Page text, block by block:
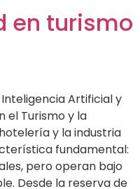
en turismo
Inteligencia Artificial y
el Turismo y la
y la industria
fundamental:
pero operan bajo
Desde la reserva de